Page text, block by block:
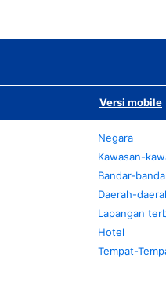
Versi mobile
Negara
Kawasan-
Bandar-
Daerah-
Lapangan
Hotel
Tempat-